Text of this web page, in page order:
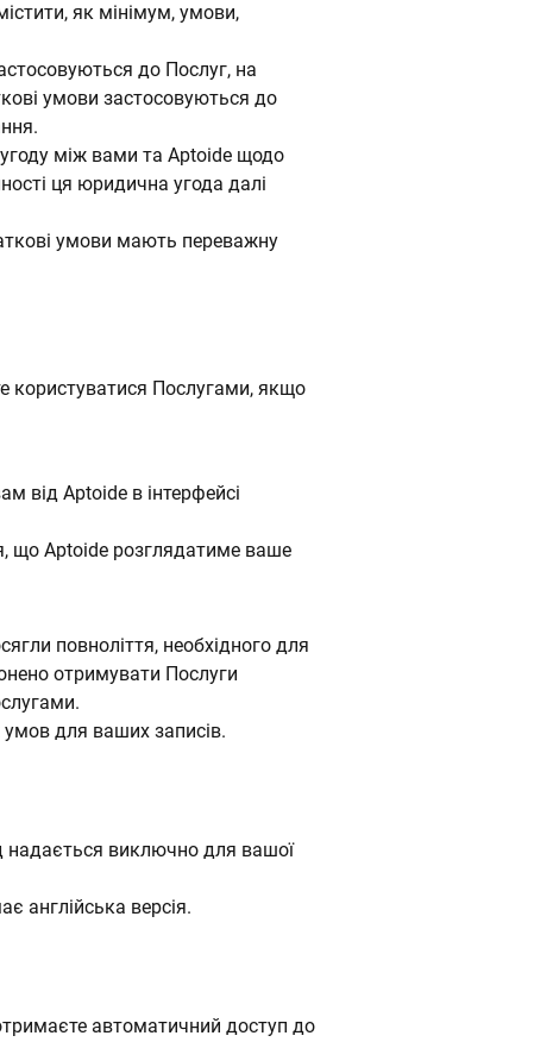
як мінімум, умови,
до Послуг, на
умови застосовуються до
між вами та Aptoide щодо
ця юридична угода далі
умови мають переважну
користуватися Послугами, якщо
від Aptoide в інтерфейсі
що Aptoide розглядатиме ваше
повноліття, необхідного для
отримувати Послуги
для ваших записів.
надається виключно для вашої
англійська версія.
автоматичний доступ до